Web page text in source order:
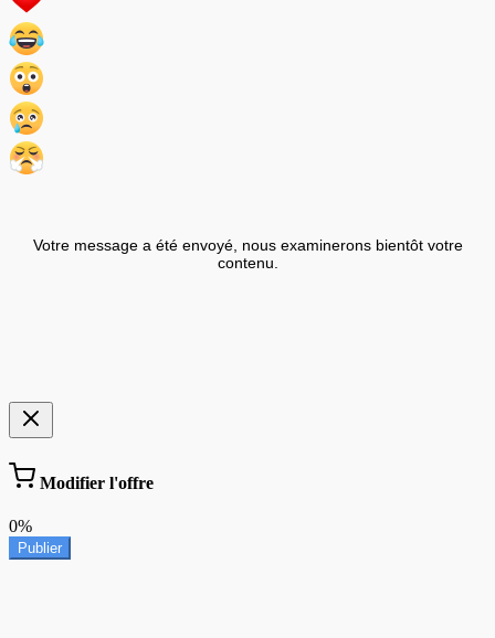
Votre message a été envoyé, nous examinerons bientôt votre
contenu.
Modifier l'offre
0%
Publier